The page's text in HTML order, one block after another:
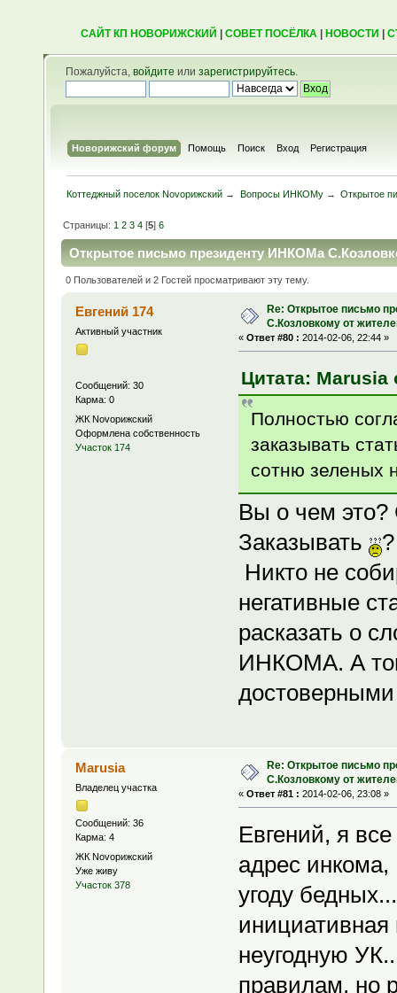
САЙТ КП НОВОРИЖСКИЙ СОВЕТ ПОСЁЛКА| НОВОСТИ
Пожалуйста, войдите или зарегистрируйтесь.
Новорижский форум Помощь Поиск Вход Регистрация
Коттеджный поселок Novoрижский → Вопросы ИНКОМу→ Открытое
Страницы:1 2 3 4 [5]6
Открытое письмо президенту ИНКОМа
0 Пользователей и 2 Гостей просматривают эту тему.
Евгений 174
Активный участник
Сообщений: 30
Карма: 0
ЖК Novoрижский
Оформлена собственность
Участок 174
Re: Открытое письмо
С.Козловкому от
« Ответ #80 : 2014-02-06, 22:44 »
Цитата: Marusia
Полностью
заказывать
сотню зеленых
Вы о чем это?
Заказывать
?
Никто не
негативные
расказать о
ИНКОМА. А
Marusia
Владелец участка
Сообщений: 36
Карма: 4
ЖК Novoрижский
Уже живу
Участок 378
Re: Открытое письмо
С.Козловкому от
« Ответ #81 : 2014-02-06, 23:08 »
Евгений, я
адрес инкома,
угоду
инициативная
неугодную
правилам, но